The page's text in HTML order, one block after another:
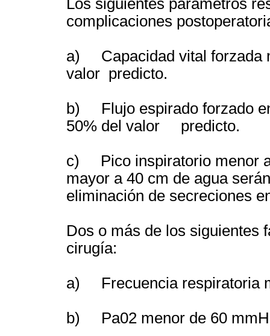
Los siguientes parámetros
complicaciones
a) Capacidad vital forzada
valor predicto.
b) Flujo espirado forzado
50% del valor predicto.
c) Pico inspiratorio menor
mayor a 40 cm de agua
eliminación de secreciones
Dos o más de los siguientes
cirugía:
a) Frecuencia respiratoria
b) Pa02 menor de 60